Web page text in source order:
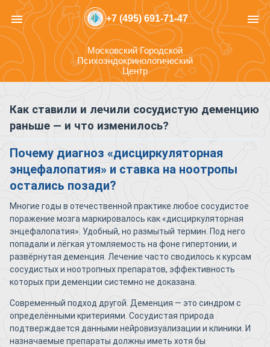
menu +7 (495) 691-71-47 menu
Московский Городской
Психоэндокринологический
Центр
Как ставили и лечили сосудистую деменцию
раньше — и что изменилось?
Почему диагноз «дисциркуляторная
энцефалопатия» и ставка на ноотропы
остались позади?
Многие годы в отечественной практике любое сосудистое
поражение мозга маркировалось как «дисциркуляторная
энцефалопатия». Удобный, но размытый термин. Под него
попадали и лёгкая утомляемость на фоне гипертонии, и
развёрнутая деменция. Лечение часто сводилось к курсам
сосудистых и ноотропных препаратов, эффективность
которых при деменции системно не доказана.
Современный подход другой. Деменция — это синдром с
определёнными критериями. Сосудистая природа
подтверждается данными нейровизуализации и клиники. И
назначаемые препараты должны иметь хотя бы